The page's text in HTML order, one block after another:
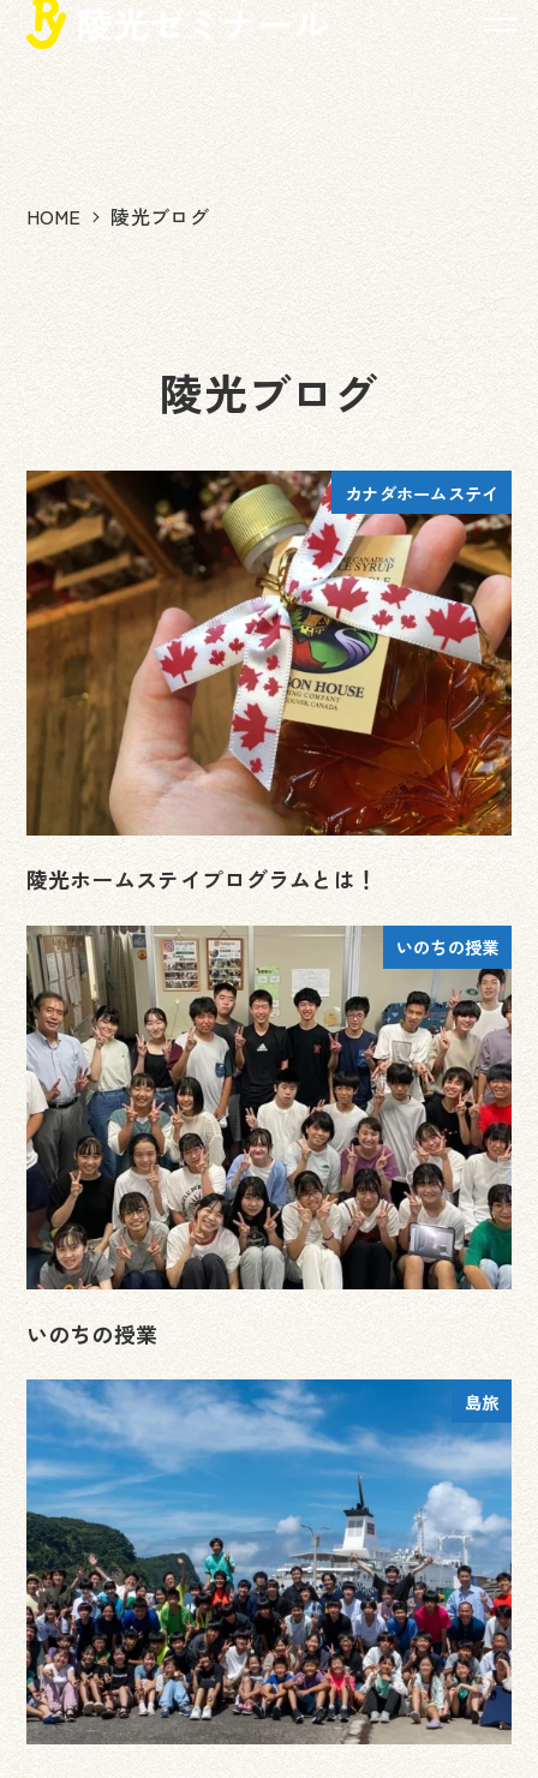
メ
イ
ン
コ
ン
テ
ン
ツ
へ
移
動
HOME 陵光ブログ
陵光ブログ
カナダホームステイ
陵光ホームステイプログラムとは！
いのちの授業
いのちの授業
島旅